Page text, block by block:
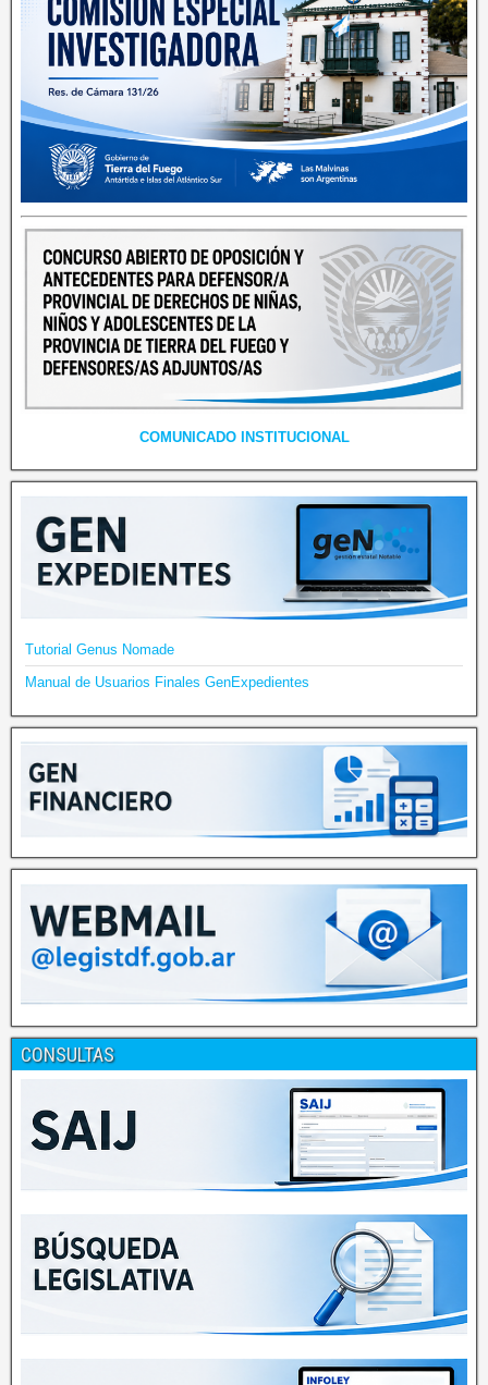
COMUNICADO INSTITUCIONAL
Tutorial Genus Nomade
Manual de Usuarios Finales GenExpedientes
CONSULTAS